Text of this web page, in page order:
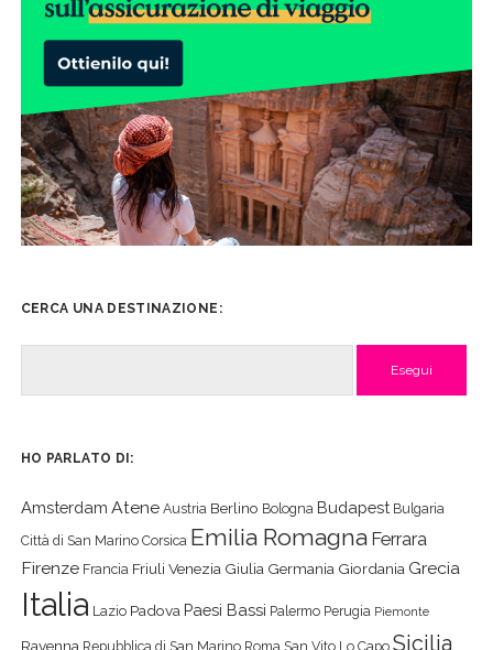
CERCA UNA DESTINAZIONE:
HO PARLATO DI:
Amsterdam Atene Austria Berlino Bologna Budapest Bulgaria
Città di San Marino Corsica Emilia Romagna Ferrara
Firenze Francia Friuli Venezia Giulia Germania Giordania Grecia
Italia Lazio Padova Paesi Bassi Palermo Perugia Piemonte
Ravenna Repubblica di San Marino Roma San Vito Lo Capo Sicilia